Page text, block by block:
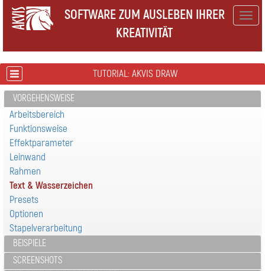
SOFTWARE ZUM AUSLEBEN IHRER
KREATIVITÄT
TUTORIAL: AKVIS DRAW
VORGEHENSWEISE
Arbeitsbereich
Funktionsweise
Effektparameter
Leinwand
Rahmen
Text & Wasserzeichen
Presets
Optionen
Stapelverarbeitung
BEISPIELE
SCREENSHOTS